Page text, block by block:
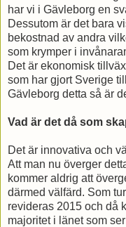
har vi i Gävleborg en
Dessutom är det bara
bekostnad av andra
som krymper i
Det är ekonomisk
som har gjort Sverige
Gävleborg detta så är
Vad är det då som
Det är innovativa och
Att man nu överger
kommer aldrig att
därmed välfärd. Som
revideras 2015 och då
majoritet i länet som